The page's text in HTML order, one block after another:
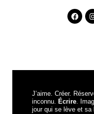
J’aime. Créer.
inconnu. Écrire.
jour qui se lève et sa